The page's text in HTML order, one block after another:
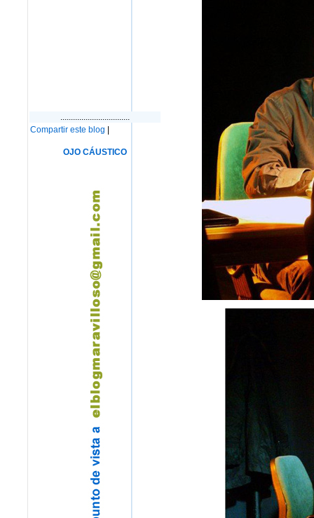
.................................
Compartir este blog
OJO CÁUSTICO